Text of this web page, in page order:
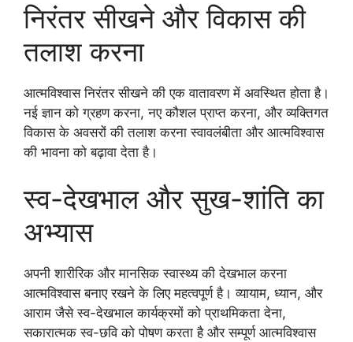
निरंतर सीखने और विकास की
तलाश करना
आत्मविश्वास निरंतर सीखने की एक वातावरण में अवस्थित होता है।
नई ज्ञान को ग्रहण करना, नए कौशल प्राप्त करना, और व्यक्तिगत
विकास के अवसरों की तलाश करना स्वावलंबीता और आत्मविश्वास
की भावना को बढ़ावा देता है।
स्व-देखभाल और सुख-शांति का
अभ्यास
अपनी शारीरिक और मानसिक स्वास्थ्य की देखभाल करना
आत्मविश्वास बनाए रखने के लिए महत्वपूर्ण है। व्यायाम, ध्यान, और
आराम जैसे स्व-देखभाल कार्यक्रमों को प्राथमिकता देना,
सकारात्मक स्व-छवि को पोषण करता है और सम्पूर्ण आत्मविश्वास